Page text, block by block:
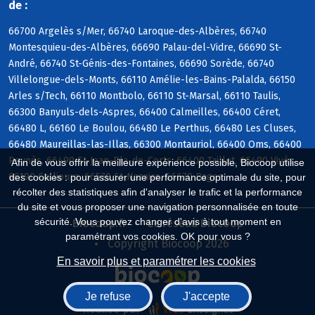
Afin de vous offrir la meilleure expérience possible, Biocoop utilise
des cookies : pour assurer une performance optimale du site, pour
récolter des statistiques afin d'analyser le trafic et la performance
du site et vous proposer une navigation personnalisée en toute
sécurité. Vous pouvez changer d'avis à tout moment en
paramétrant vos cookies. OK pour vous ?
En savoir plus et paramétrer les cookies
Je refuse J'accepte
de :
66700 Argelès s/Mer, 66740 Laroque-des-Albères, 66740
Montesquieu-des-Albères, 66690 Palau-del-Vidre, 66690 St-
André, 66740 St-Génis-des-Fontaines, 66690 Sorède, 66740
Villelongue-dels-Monts, 66110 Amélie-les-Bains-Palalda, 66150
Arles s/Tech, 66110 Montbolo, 66110 St-Marsal, 66110 Taulis,
66300 Banyuls-dels-Aspres, 66400 Calmeilles, 66400 Céret,
66480 L, 66160 Le Boulou, 66480 Le Perthus, 66480 Les Cluses,
66480 Maureillas-las-Illas, 66300 Montauriol, 66400 Oms, 66400
Reynès, 66490 St-Jean-Pla-de-Corts, 66400 Taillet, 66490 Vivès,
66190 Collioure, 66570 St-Nazaire, 66670 Bages
Biocoop.fr
Le réseau Biocoop
Copyright Biocoop 2026
Réalisé par